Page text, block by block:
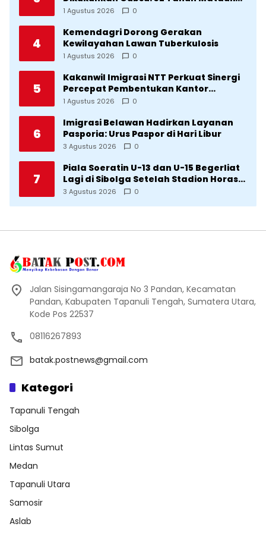
Cetak SDM Unggul
1 Agustus 2026 0
4
Kemendagri Dorong Gerakan
Kewilayahan Lawan Tuberkulosis
1 Agustus 2026 0
5
Kakanwil Imigrasi NTT Perkuat Sinergi
Percepat Pembentukan Kantor
Imigrasi Sumba Timur
1 Agustus 2026 0
6
Imigrasi Belawan Hadirkan Layanan
Pasporia: Urus Paspor di Hari Libur
3 Agustus 2026 0
7
Piala Soeratin U-13 dan U-15 Begerliat
Lagi di Sibolga Setelah Stadion Horas
Direvitalisasi Wali Kota
3 Agustus 2026 0
Jalan Sisingamangaraja No 3 Pandan, Kecamatan
Pandan, Kabupaten Tapanuli Tengah, Sumatera Utara,
Kode Pos 22537
08116267893
batak.postnews@gmail.com
Kategori
Tapanuli Tengah
Sibolga
Lintas Sumut
Medan
Tapanuli Utara
Samosir
Aslab